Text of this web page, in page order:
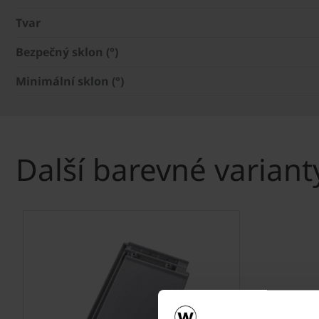
Tvar
Bezpečný sklon (°)
Minimální sklon (°)
Další barevné